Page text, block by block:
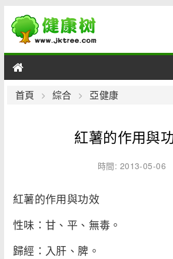
男性
首頁 綜合 亞健康
紅薯的作用與
時間: 2013-05-06
紅薯的作用與功效
性味：甘、平、無毒。
歸經：入肝、脾。